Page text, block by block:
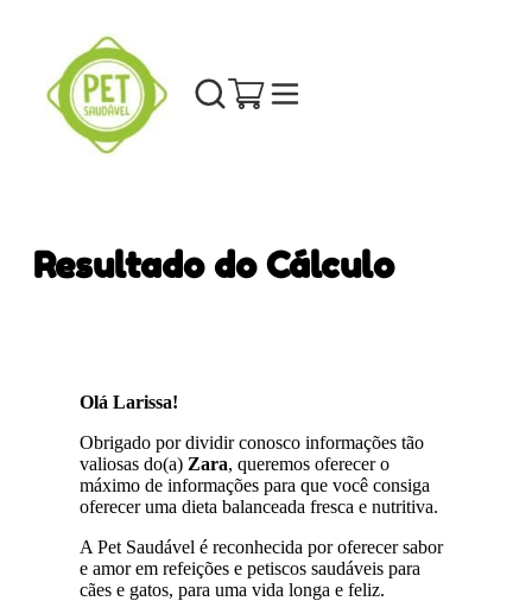
Resultado do Cálculo
Olá Larissa!
Obrigado por dividir conosco informações tão
valiosas do(a) Zara, queremos oferecer o
máximo de informações para que você consiga
oferecer uma dieta balanceada fresca e nutritiva.
A Pet Saudável é reconhecida por oferecer sabor
e amor em refeições e petiscos saudáveis para
cães e gatos, para uma vida longa e feliz.